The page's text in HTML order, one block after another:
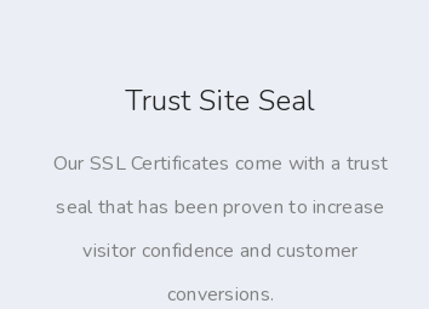
Trust Site Seal
Our SSL Certificates come with a trust
seal that has been proven to increase
visitor confidence and customer
conversions.